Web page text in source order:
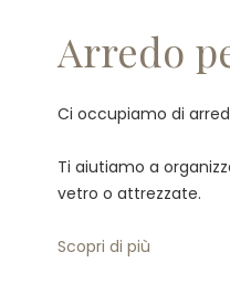
Arredo
Ci occupiamo di
Ti aiutiamo a
vetro o attrezzate.
Scopri di più